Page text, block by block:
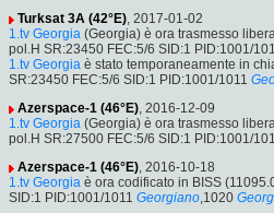
Turksat 3A (42°E), 2017-01-02
1.tv Georgia (Georgia) è ora trasmesso
pol.H SR:23450 FEC:5/6 SID:1 PID:1001/
1.tv Georgia è stato temporaneamente in
SR:23450 FEC:5/6 SID:1 PID:1001/1011
Azerspace-1 (46°E), 2016-12-09
1.tv Georgia (Georgia) è ora trasmesso
pol.H SR:27500 FEC:5/6 SID:1 PID:1001/
Azerspace-1 (46°E), 2016-10-18
1.tv Georgia è ora codificato in BISS
SID:1 PID:1001/1011 Georgiano,1020